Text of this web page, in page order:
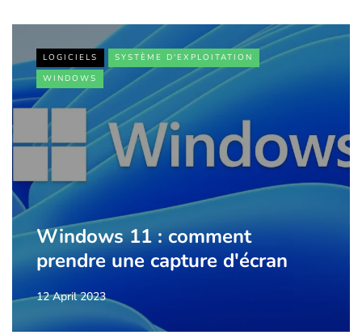
LOGICIELS
SYSTÈME D'EXPLOITATION
WINDOWS
Windows 11 : comment
prendre une capture d'écran
12 April 2023